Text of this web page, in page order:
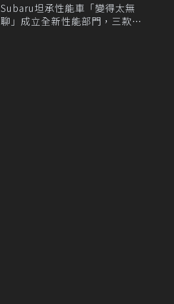
Subaru坦承性能車「變得太無
聊」成立全新性能部門，三款手